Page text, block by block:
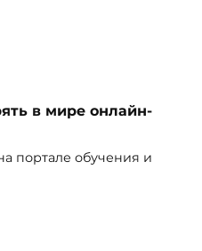
в мире онлайн-
портале обучения и